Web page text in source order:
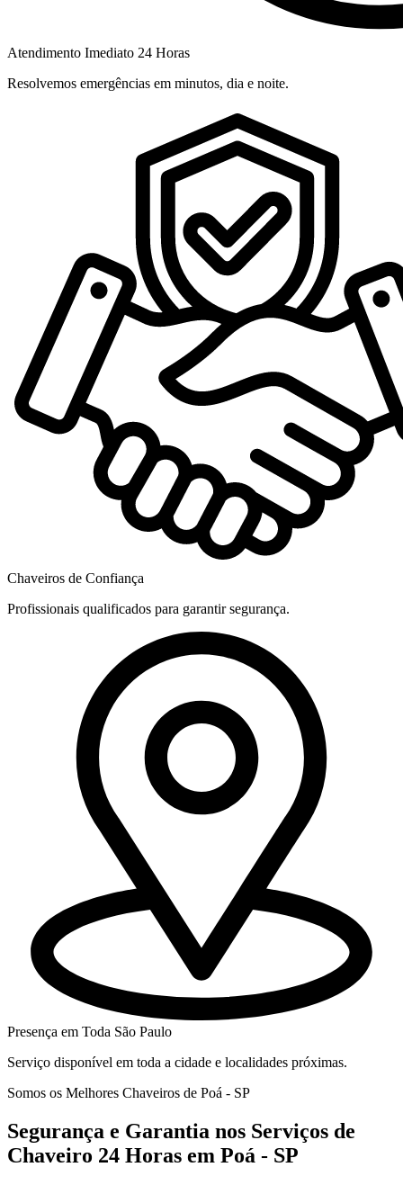
Atendimento Imediato 24 Horas
Resolvemos emergências em minutos, dia e noite.
Chaveiros de Confiança
Profissionais qualificados para garantir segurança.
Presença em Toda São Paulo
Serviço disponível em toda a cidade e localidades próximas.
Somos os Melhores Chaveiros de Poá - SP
Segurança e Garantia nos Serviços de
Chaveiro 24 Horas em Poá - SP